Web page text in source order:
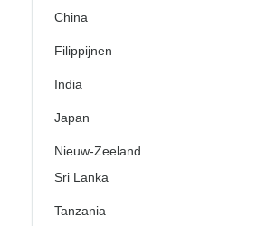
China
Filippijnen
India
Japan
Nieuw-Zeeland
Sri Lanka
Tanzania